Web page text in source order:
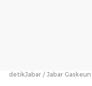
detikJabar Jabar Gaskeun